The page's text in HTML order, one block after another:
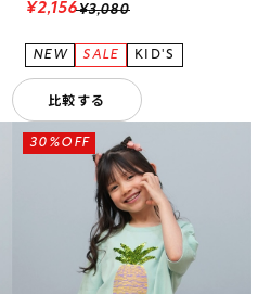
¥3,080
¥2,156
比較する
30%OFF